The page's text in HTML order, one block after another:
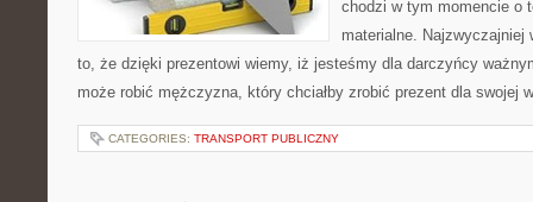
chodzi w tym momencie o
materialne.
to, że dzięki prezentowi wiemy, iż jesteśmy dla darczyńcy
może robić mężczyzna, który chciałby zrobić prezent dla swojej
CATEGORIES: TRANSPORT PUBLICZNY